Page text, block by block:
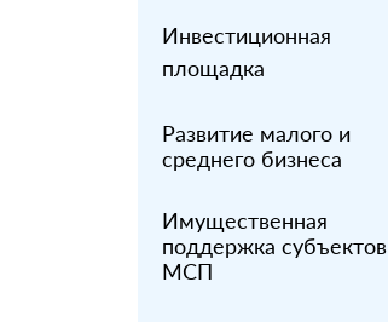
Инвестиционная
площадка
Развитие малого и
среднего бизнеса
Имущественная
поддержка субъектов
МСП